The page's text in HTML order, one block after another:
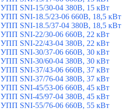
УПП SNI-15/30-04 380В, 15 кВт
УПП SNI-18.5/23-06 660В, 18,5 кВт
УПП SNI-18.5/37-04 380В, 18,5 кВт
УПП SNI-22/30-06 660В, 22 кВт
УПП SNI-22/43-04 380В, 22 кВт
УПП SNI-30/37-06 660В, 30 кВт
УПП SNI-30/60-04 380В, 30 кВт
УПП SNI-37/43-06 660В, 37 кВт
УПП SNI-37/76-04 380В, 37 кВт
УПП SNI-45/53-06 660В, 45 кВт
УПП SNI-45/97-04 380В, 45 кВт
УПП SNI-55/76-06 660В, 55 кВт